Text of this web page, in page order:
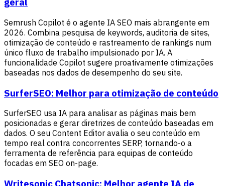
Semrush Copilot é o agente IA SEO mais abrangente em
2026. Combina pesquisa de keywords, auditoria de sites,
otimização de conteúdo e rastreamento de rankings num
único fluxo de trabalho impulsionado por IA. A
funcionalidade Copilot sugere proativamente otimizações
baseadas nos dados de desempenho do seu site.
SurferSEO: Melhor para otimização de conteúdo
SurferSEO usa IA para analisar as páginas mais bem
posicionadas e gerar diretrizes de conteúdo baseadas em
dados. O seu Content Editor avalia o seu conteúdo em
tempo real contra concorrentes SERP, tornando-o a
ferramenta de referência para equipas de conteúdo
focadas em SEO on-page.
Writesonic Chatsonic: Melhor agente IA de